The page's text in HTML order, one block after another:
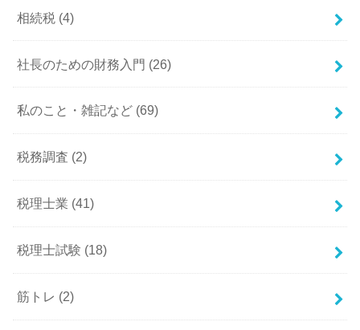
相続税 (4)
社長のための財務入門 (26)
私のこと・雑記など (69)
税務調査 (2)
税理士業 (41)
税理士試験 (18)
筋トレ (2)